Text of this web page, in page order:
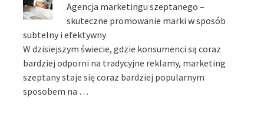
Agencja marketingu szeptanego –
skuteczne promowanie marki w sposób
subtelny i efektywny
W dzisiejszym świecie, gdzie konsumenci są coraz
bardziej odporni na tradycyjne reklamy, marketing
szeptany staje się coraz bardziej popularnym
sposobem na …